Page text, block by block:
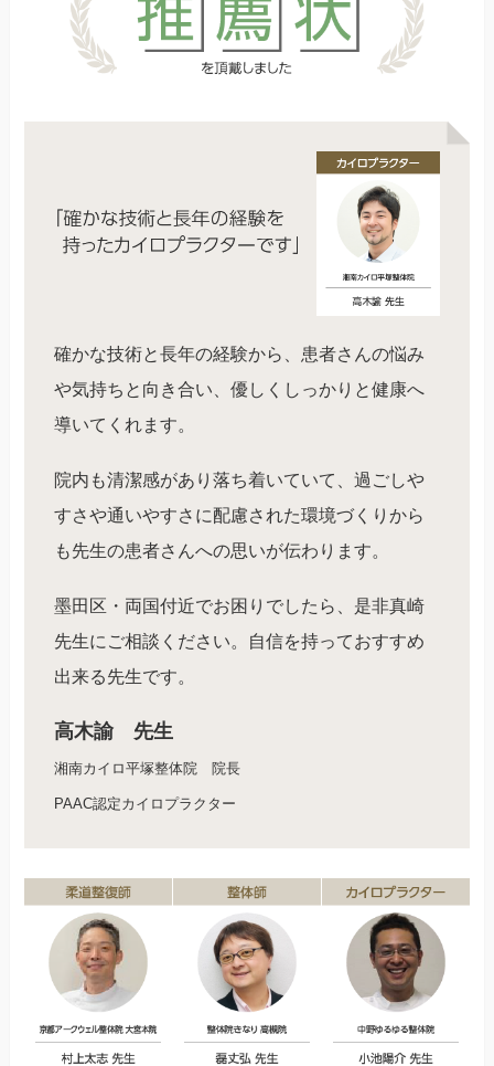
確かな技術と長年の経験から、患者さんの悩み
や気持ちと向き合い、優しくしっかりと健康へ
導いてくれます。
院内も清潔感があり落ち着いていて、過ごしや
すさや通いやすさに配慮された環境づくりから
も先生の患者さんへの思いが伝わります。
墨田区・両国付近でお困りでしたら、是非真崎
先生にご相談ください。自信を持っておすすめ
出来る先生です。
高木諭 先生
湘南カイロ平塚整体院 院長
PAAC認定カイロプラクター